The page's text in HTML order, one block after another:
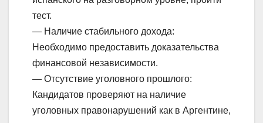
тест.
— Наличие стабильного дохода:
Необходимо предоставить доказательства
финансовой независимости.
— Отсутствие уголовного прошлого:
Кандидатов проверяют на наличие
уголовных правонарушений как в Аргентине,